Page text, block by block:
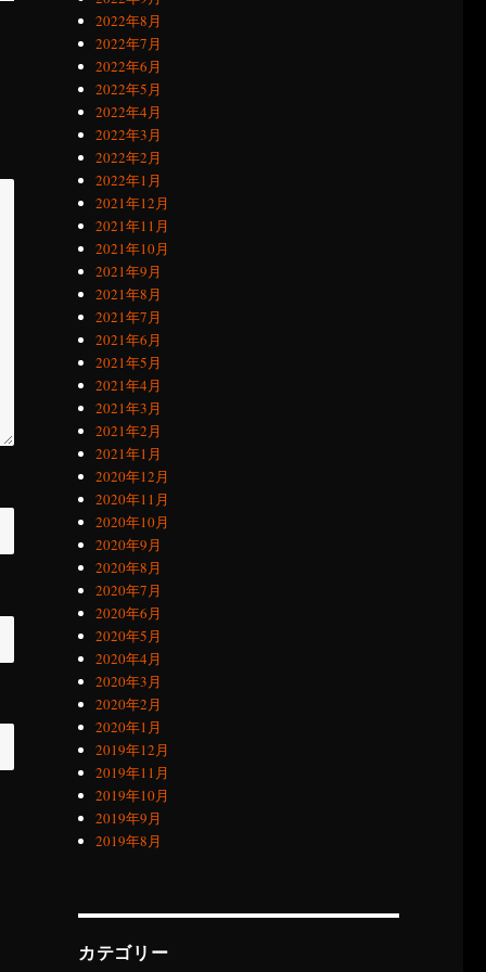
2022年8月
2022年7月
2022年6月
2022年5月
2022年4月
2022年3月
2022年2月
2022年1月
2021年12月
2021年11月
2021年10月
2021年9月
2021年8月
2021年7月
2021年6月
2021年5月
2021年4月
2021年3月
2021年2月
2021年1月
2020年12月
2020年11月
2020年10月
2020年9月
2020年8月
2020年7月
2020年6月
2020年5月
2020年4月
2020年3月
2020年2月
2020年1月
2019年12月
2019年11月
2019年10月
2019年9月
2019年8月
カテゴリー